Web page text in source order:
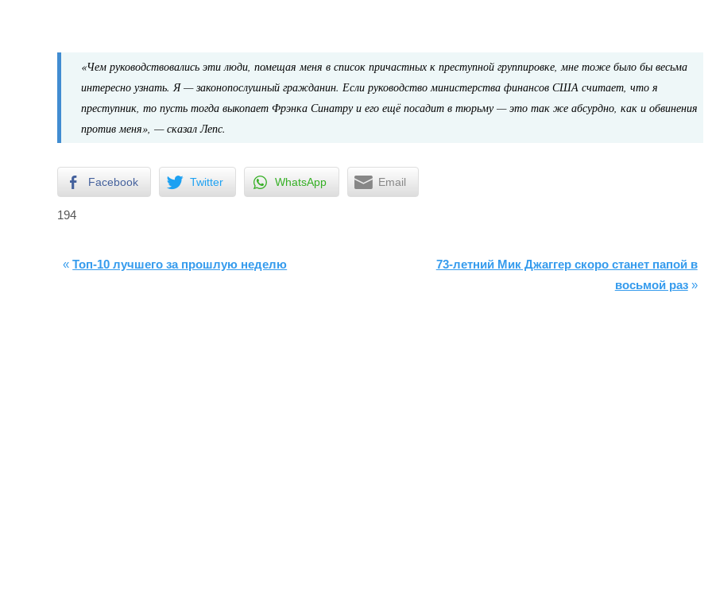
«Чем руководствовались эти люди, помещая меня в список причастных к преступной группировке, мне тоже было бы весьма
интересно узнать. Я — законопослушный гражданин. Если руководство министерства финансов США считает, что я
преступник, то пусть тогда выкопает Фрэнка Синатру и его ещё посадит в тюрьму — это так же абсурдно, как и обвинения
против меня», — сказал Лепс.
Facebook Twitter WhatsApp Email
194
«Топ-10 лучшего за прошлую неделю
73-летний Мик Джаггер скоро станет папой в
восьмой раз»